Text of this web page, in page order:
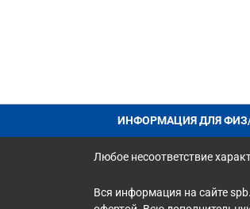
ИНФОРМАЦИЯ ДЛЯ
Любое несоответствие
Вся информация на сайте